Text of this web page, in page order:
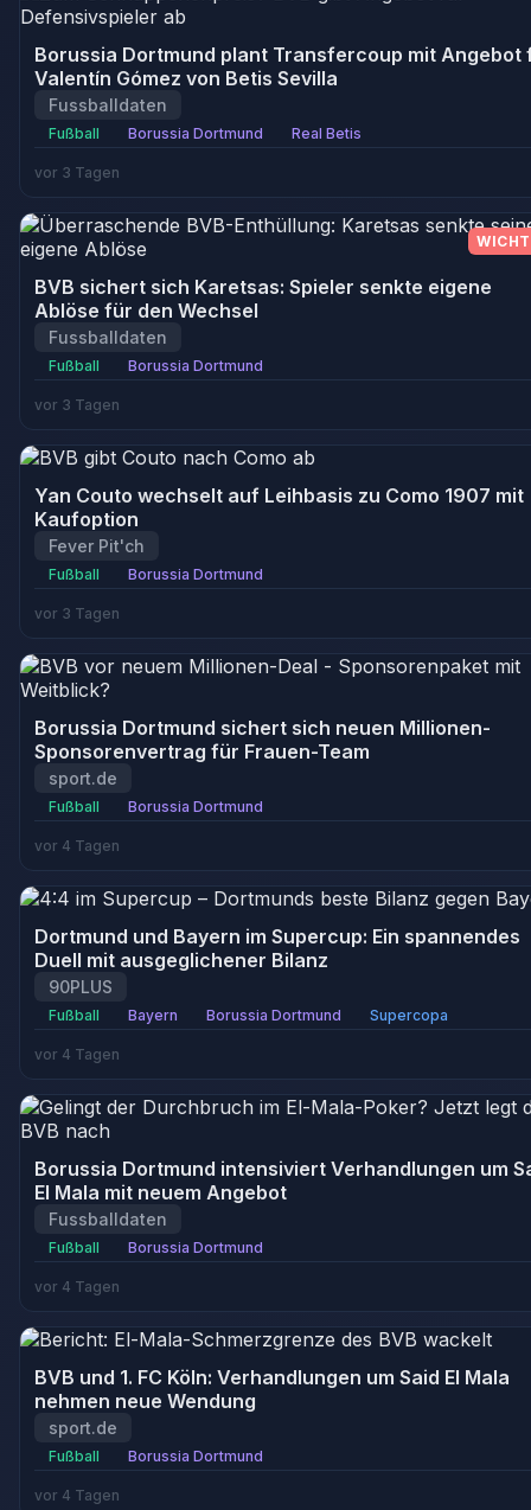
Borussia Dortmund plant Transfercoup mit Angebot
Valentín Gómez von Betis Sevilla
Fussballdaten
Fußball Borussia Dortmund Real Betis
vor 3 Tagen
BVB sichert sich Karetsas: Spieler senkte eigene
Ablöse für den Wechsel
Fussballdaten
Fußball Borussia Dortmund
vor 3 Tagen
Yan Couto wechselt auf Leihbasis zu Como 1907 mit
Kaufoption
Fever Pit'ch
Fußball Borussia Dortmund
vor 3 Tagen
Borussia Dortmund sichert sich neuen Millionen-
Sponsorenvertrag für Frauen-Team
sport.de
Fußball Borussia Dortmund
vor 4 Tagen
Dortmund und Bayern im Supercup: Ein spannendes
Duell mit ausgeglichener Bilanz
90PLUS
Fußball Bayern Borussia Dortmund Supercopa
vor 4 Tagen
Borussia Dortmund intensiviert Verhandlungen um
El Mala mit neuem Angebot
Fussballdaten
Fußball Borussia Dortmund
vor 4 Tagen
BVB und 1. FC Köln: Verhandlungen um Said El Mala
nehmen neue Wendung
sport.de
Fußball Borussia Dortmund
vor 4 Tagen